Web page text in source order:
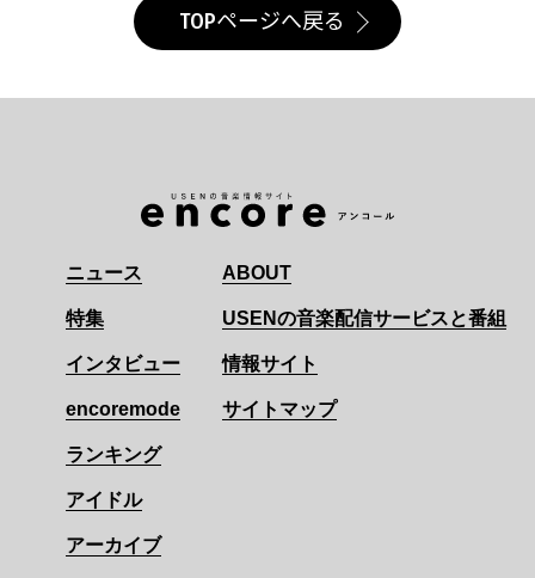
TOPページへ戻る
ニュース
特集
インタビュー
encoremode
ランキング
アイドル
アーカイブ
ABOUT
USENの音楽配信サービスと番組
情報サイト
サイトマップ